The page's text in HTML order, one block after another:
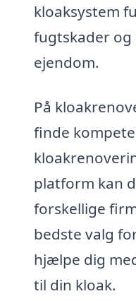
kloaksystem
fugtskader
ejendom.
På
finde
platform kan
forskellige
bedste valg
hjælpe dig
til din kloak.